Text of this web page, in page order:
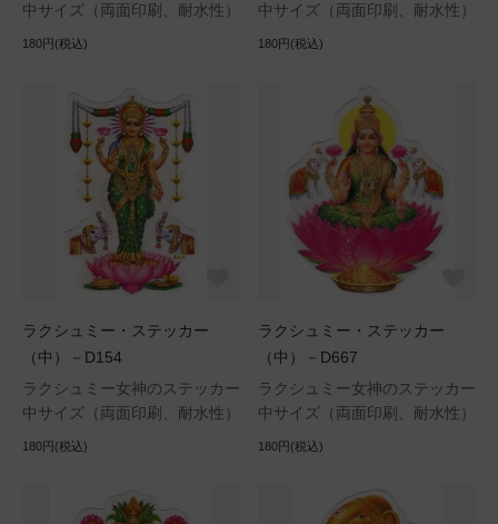
中サイズ（両面印刷、耐水性）
180円(税込)
中サイズ（両面印刷、耐水性）
180円(税込)
ラクシュミー・ステッカー
（中）－D154
ラクシュミー女神のステッカー
中サイズ（両面印刷、耐水性）
180円(税込)
ラクシュミー・ステッカー
（中）－D667
ラクシュミー女神のステッカー
中サイズ（両面印刷、耐水性）
180円(税込)